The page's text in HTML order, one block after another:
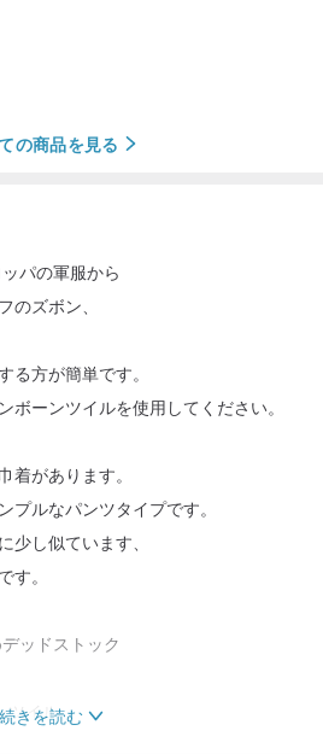
の商品を見る
パの軍服から
のズボン、
る方が簡単です。
ボーンツイルを使用してください。
着があります。
プルなパンツタイプです。
少し似ています、
す。
ッドストック
ツイル
続きを読む